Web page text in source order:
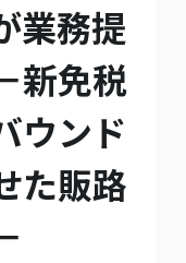
業務提
新免税
ウンド
た販路